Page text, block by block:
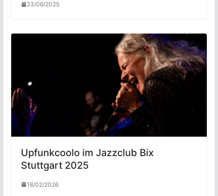
23/06/2025
Upfunkcoolo im Jazzclub Bix
Stuttgart 2025
18/02/2026